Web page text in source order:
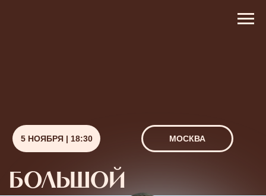
СТРОЙНЕТВОРКИНГ
БОЛЬШОЙ
ПРИНЯТЬ УЧАСТИЕ